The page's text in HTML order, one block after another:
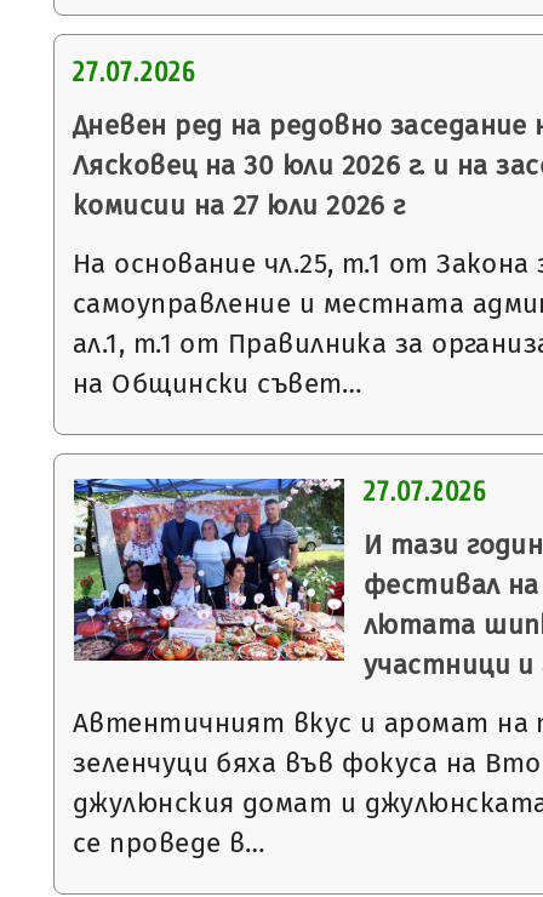
27.07.2026
Дневен ред на редовно
Лясковец на 30 юли 2026 г. и на
комисии на 27 юли 2026 г
На основание чл.25, т.1 от
самоуправление и местната
ал.1, т.1 от Правилника за
на Общински съвет…
27.07.2026
И тази
фестивал
лютата
участници
Автентичният вкус и аромат
зеленчуци бяха във фокуса на
джулюнския домат и
се проведе в…